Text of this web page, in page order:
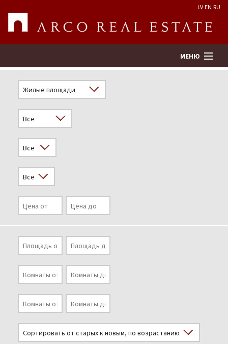
LV EN RU
МЕНЮ
Оценка недвижимости
Предприятие
Услуги
Kонтакты